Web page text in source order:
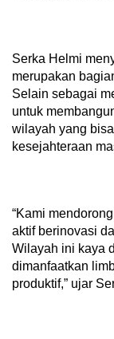
Serka Helmi
merupakan
Selain sebagai
untuk
wilayah yang
kesejahteraan
“Kami
aktif berinovasi
Wilayah ini kaya
dimanfaatkan
produktif,” ujar